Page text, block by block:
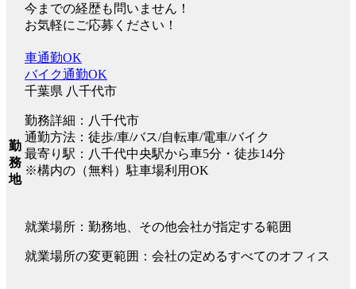
今までの経歴も問いません！
お気軽にご応募ください！
勤
務
地
車通勤OK
バイク通勤OK
千葉県 八千代市
勤務詳細：八千代市
通勤方法：徒歩/車/バス/自転車/電車/バイク
最寄り駅：八千代中央駅から車5分・徒歩14分
※構内の（無料）駐車場利用OK
就業場所：勤務地、その他会社が指定する範囲
就業場所の変更範囲：会社の定めるすべてのオフィス